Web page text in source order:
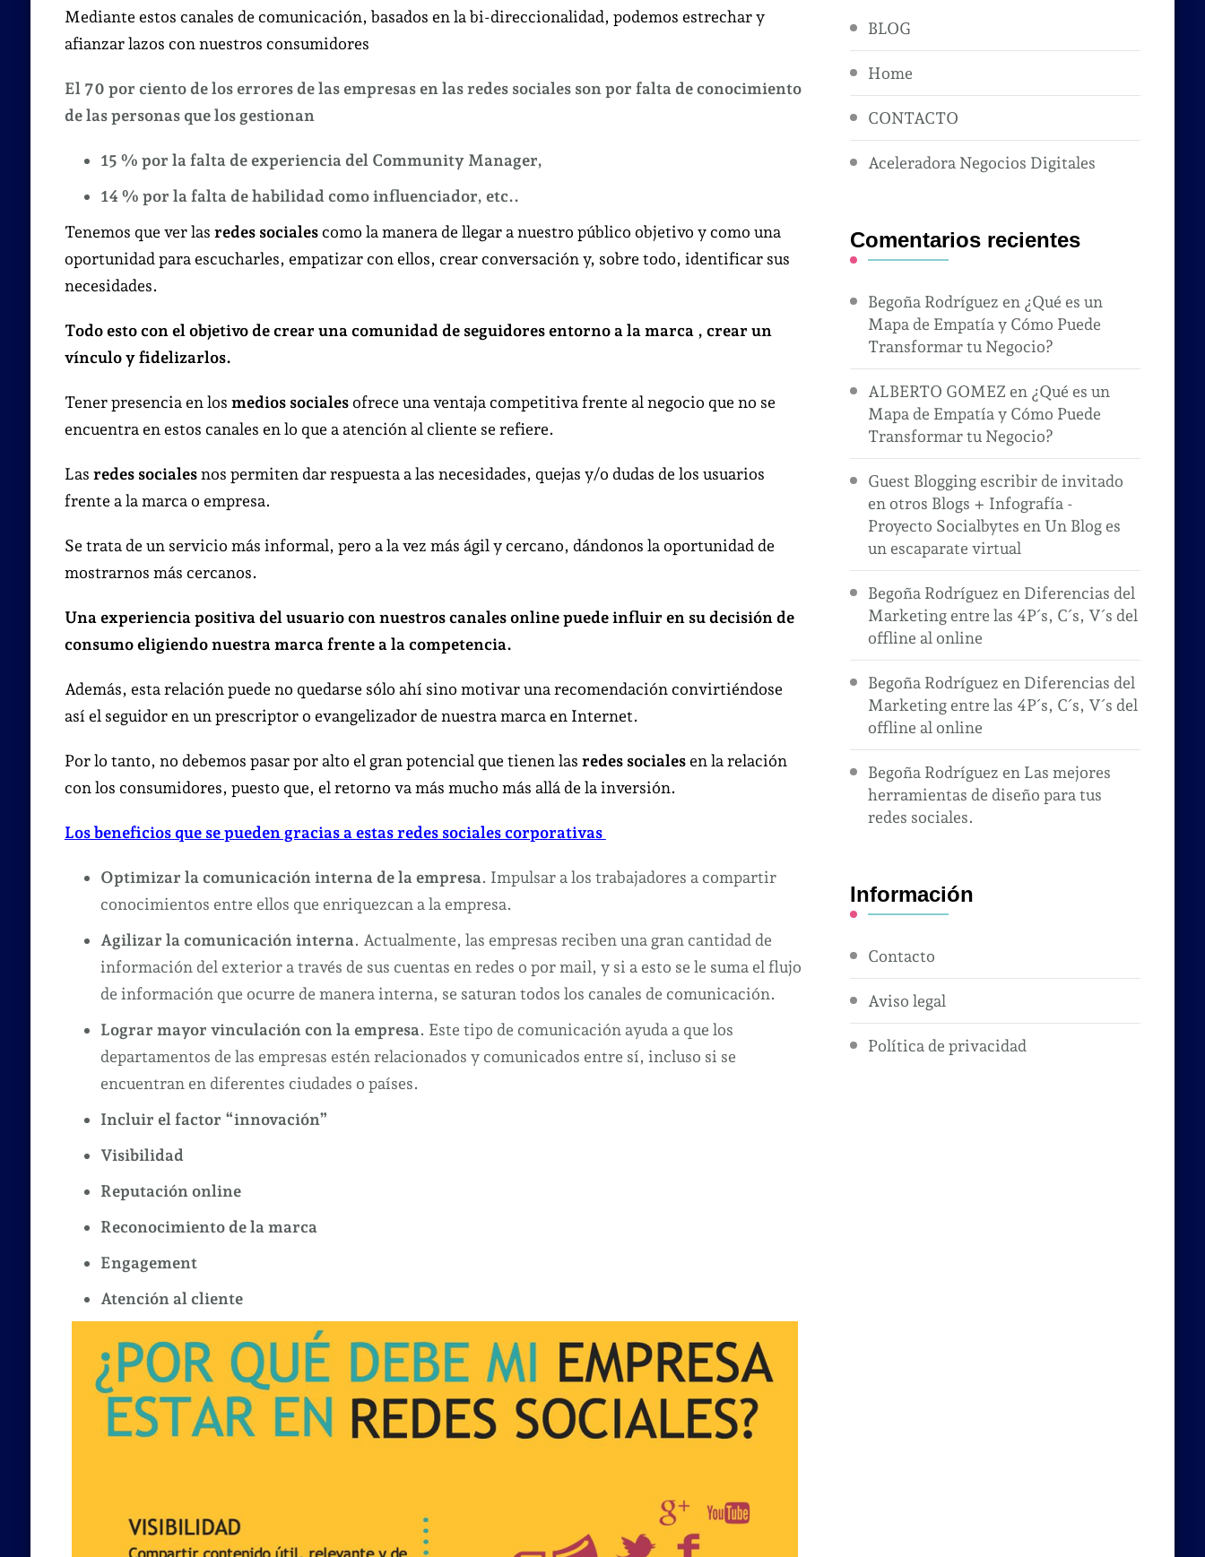
Mediante estos canales de comunicación, basados en la bi-direccionalidad, podemos estrechar y
afianzar lazos con nuestros consumidores
El 70 por ciento de los errores de las empresas en las redes sociales son por falta de conocimiento
de las personas que los gestionan
15 % por la falta de experiencia del Community Manager,
14 % por la falta de habilidad como influenciador, etc..
Tenemos que ver las redes socialescomo la manera de llegar a nuestro público objetivo y como una
oportunidad para escucharles, empatizar con ellos, crear conversación y, sobre todo, identificar sus
necesidades.
Todo esto con el objetivo de crear una comunidad de seguidores entorno a la marca , crear un
vínculo y fidelizarlos.
Tener presencia en los medios socialesofrece una ventaja competitiva frente al negocio que no se
encuentra en estos canales en lo que a atención al cliente se refiere.
Las redes socialesnos permiten dar respuesta a las necesidades, quejas y/o dudas de los usuarios
frente a la marca o empresa.
Se trata de un servicio más informal, pero a la vez más ágil y cercano, dándonos la oportunidad de
mostrarnos más cercanos.
Una experiencia positiva del usuario con nuestros canales online puede influir en su decisión de
consumo eligiendo nuestra marca frente a la competencia.
Además, esta relación puede no quedarse sólo ahí sino motivar una recomendación convirtiéndose
así el seguidor en un prescriptor o evangelizador de nuestra marca en Internet.
Por lo tanto, no debemos pasar por alto el gran potencial que tienen las redes socialesen la relación
con los consumidores, puesto que, el retorno va más mucho más allá de la inversión.
Los beneficios que se pueden gracias a estas redes sociales corporativas
Optimizar la comunicación interna de la empresa. Impulsar a los trabajadores a compartir
conocimientos entre ellos que enriquezcan a la empresa.
Agilizar la comunicación interna. Actualmente, las empresas reciben una gran cantidad de
información del exterior a través de sus cuentas en redes o por mail, y si a esto se le suma el flujo
de información que ocurre de manera interna, se saturan todos los canales de comunicación.
Lograr mayor vinculación con la empresa. Este tipo de comunicación ayuda a que los
departamentos de las empresas estén relacionados y comunicados entre sí, incluso si se
encuentran en diferentes ciudades o países.
Incluir el factor “innovación”
Visibilidad
Reputación online
Reconocimiento de la marca
Engagement
Atención al cliente
BLOG
Home
CONTACTO
Aceleradora Negocios Digitales
Comentarios recientes
Begoña Rodríguez en ¿Qué es un
Mapa de Empatía y Cómo Puede
Transformar tu Negocio?
ALBERTO GOMEZ en ¿Qué es un
Mapa de Empatía y Cómo Puede
Transformar tu Negocio?
Guest Blogging escribir de invitado
en otros Blogs + Infografía -
Proyecto Socialbytes en Un Blog es
un escaparate virtual
Begoña Rodríguez en Diferencias del
Marketing entre las 4P´s, C´s, V´s del
offline al online
Begoña Rodríguez en Diferencias del
Marketing entre las 4P´s, C´s, V´s del
offline al online
Begoña Rodríguez en Las mejores
herramientas de diseño para tus
redes sociales.
Información
Contacto
Aviso legal
Política de privacidad